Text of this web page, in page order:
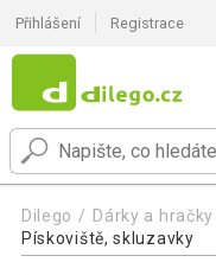
Přihlášení Registrace
Dilego Dárky a hračky
Pískoviště, skluzavky